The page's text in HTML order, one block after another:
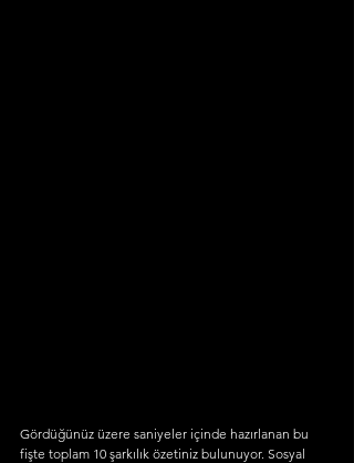
Gördüğünüz üzere saniyeler içinde hazırlanan bu
fişte toplam 10 şarkılık özetiniz bulunuyor. Sosyal